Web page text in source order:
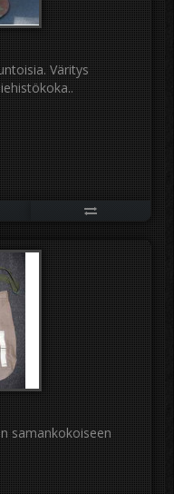
Väritys
samankokoiseen